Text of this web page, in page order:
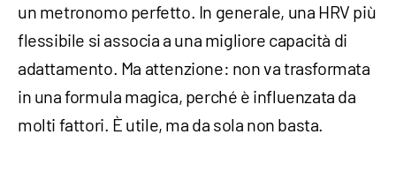
un metronomo perfetto. In generale, una HRV più
flessibile si associa a una migliore capacità di
adattamento. Ma attenzione: non va trasformata
in una formula magica, perché è influenzata da
molti fattori. È utile, ma da sola non basta.